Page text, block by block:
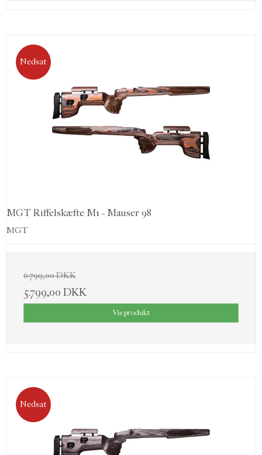
Nedsat
MGT Riffelskæfte M1 - Mauser 98
MGT
6.799,00 DKK
5.799,00 DKK
Vis produkt
Nedsat